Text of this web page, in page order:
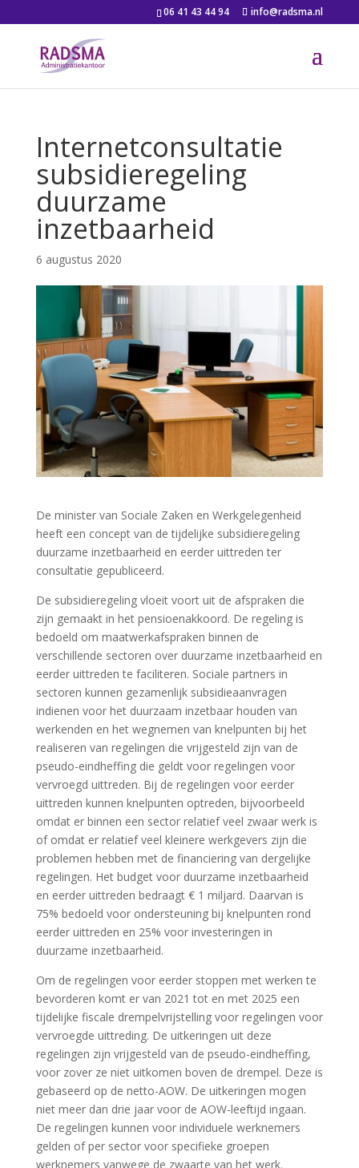
06 41 43 44 94 info@radsma.nl
Internetconsultatie
subsidieregeling
duurzame
inzetbaarheid
6 augustus 2020
De minister van Sociale Zaken en Werkgelegenheid
heeft een concept van de tijdelijke subsidieregeling
duurzame inzetbaarheid en eerder uittreden ter
consultatie gepubliceerd.
De subsidieregeling vloeit voort uit de afspraken die
zijn gemaakt in het pensioenakkoord. De regeling is
bedoeld om maatwerkafspraken binnen de
verschillende sectoren over duurzame inzetbaarheid en
eerder uittreden te faciliteren. Sociale partners in
sectoren kunnen gezamenlijk subsidieaanvragen
indienen voor het duurzaam inzetbaar houden van
werkenden en het wegnemen van knelpunten bij het
realiseren van regelingen die vrijgesteld zijn van de
pseudo-eindheffing die geldt voor regelingen voor
vervroegd uittreden. Bij de regelingen voor eerder
uittreden kunnen knelpunten optreden, bijvoorbeeld
omdat er binnen een sector relatief veel zwaar werk is
of omdat er relatief veel kleinere werkgevers zijn die
problemen hebben met de financiering van dergelijke
regelingen. Het budget voor duurzame inzetbaarheid
en eerder uittreden bedraagt € 1 miljard. Daarvan is
75% bedoeld voor ondersteuning bij knelpunten rond
eerder uittreden en 25% voor investeringen in
duurzame inzetbaarheid.
Om de regelingen voor eerder stoppen met werken te
bevorderen komt er van 2021 tot en met 2025 een
tijdelijke fiscale drempelvrijstelling voor regelingen voor
vervroegde uittreding. De uitkeringen uit deze
regelingen zijn vrijgesteld van de pseudo-eindheffing,
voor zover ze niet uitkomen boven de drempel. Deze is
gebaseerd op de netto-AOW. De uitkeringen mogen
niet meer dan drie jaar voor de AOW-leeftijd ingaan.
De regelingen kunnen voor individuele werknemers
gelden of per sector voor specifieke groepen
werknemers vanwege de zwaarte van het werk.